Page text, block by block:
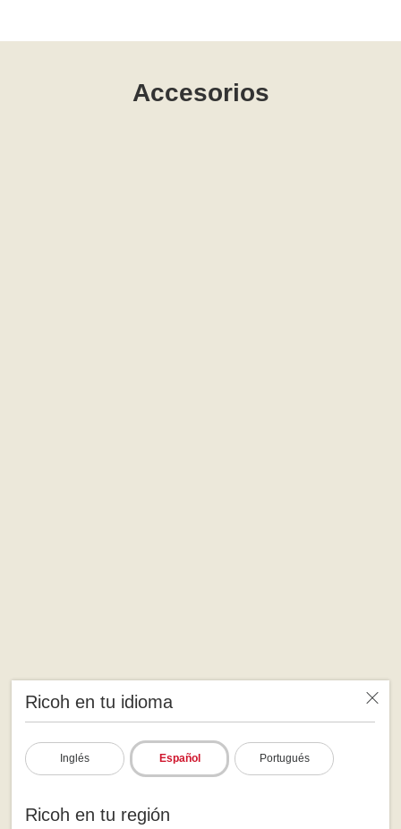
Ricoh en tu idioma
Inglés Español Portugués
Ricoh en tu región
Accesorios